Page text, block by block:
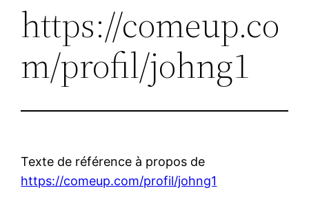
https://comeup.co
m/profil/johng1
Texte de référence à propos de
https://comeup.com/profil/johng1